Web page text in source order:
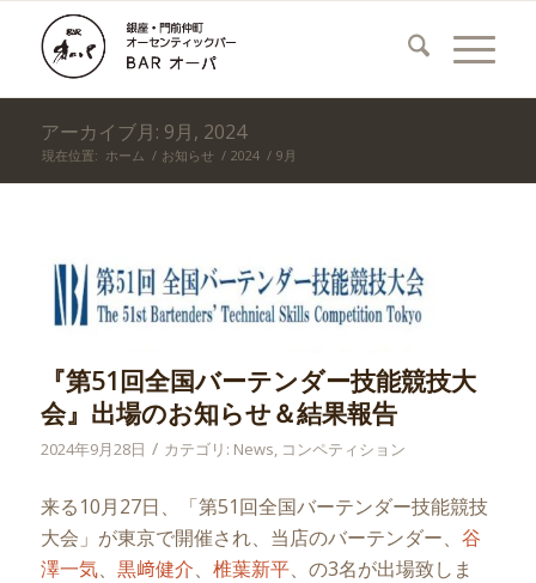
アーカイブ月: 9月, 2024
現在位置: ホーム / お知らせ / 2024 / 9月
『第51回全国バーテンダー技能競技大
会』出場のお知らせ＆結果報告
2024年9月28日 / カテゴリ: News, コンペティション
来る10月27日、「第51回全国バーテンダー技能競技
大会」が東京で開催され、当店のバーテンダー、 谷
澤一気、 黒﨑健介、 椎葉新平、の3名が出場致しま